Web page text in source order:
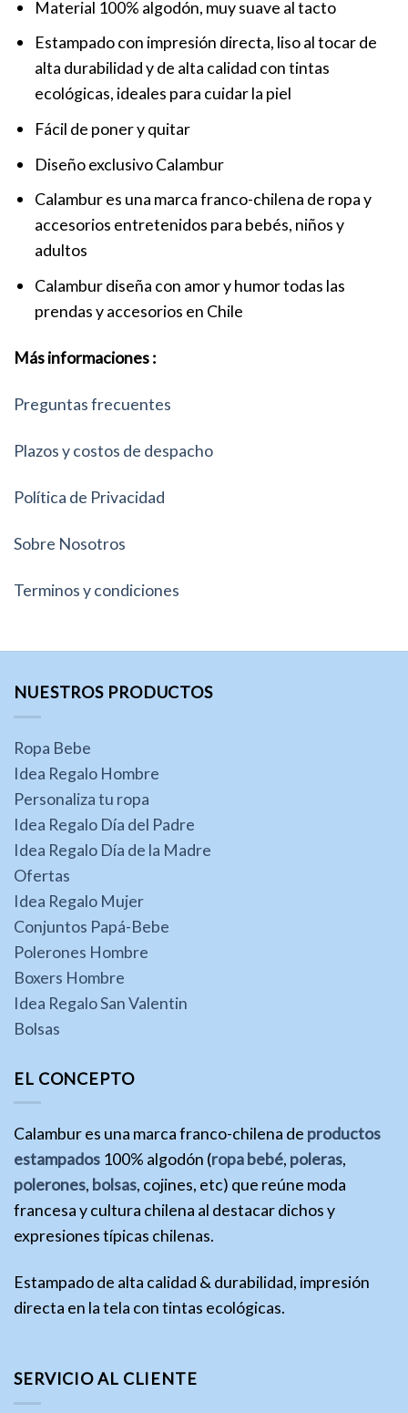
Material 100% algodón, muy suave al tacto
Estampado con impresión directa, liso al tocar de
alta durabilidad y de alta calidad con tintas
ecológicas, ideales para cuidar la piel
Fácil de poner y quitar
Diseño exclusivo Calambur
Calambur es una marca franco-chilena de ropa y
accesorios entretenidos para bebés, niños y
adultos
Calambur diseña con amor y humor todas las
prendas y accesorios en Chile
Más informaciones :
Preguntas frecuentes
Plazos y costos de despacho
Política de Privacidad
Sobre Nosotros
Terminos y condiciones
NUESTROS PRODUCTOS
Ropa Bebe
Idea Regalo Hombre
Personaliza tu ropa
Idea Regalo Día del Padre
Idea Regalo Día de la Madre
Ofertas
Idea Regalo Mujer
Conjuntos Papá-Bebe
Polerones Hombre
Boxers Hombre
Idea Regalo San Valentin
Bolsas
EL CONCEPTO
Calambur es una marca franco-chilena de productos
estampados 100% algodón (ropa bebé, poleras,
polerones, bolsas, cojines, etc) que reúne moda
francesa y cultura chilena al destacar dichos y
expresiones típicas chilenas.
Estampado de alta calidad & durabilidad, impresión
directa en la tela con tintas ecológicas.
SERVICIO AL CLIENTE